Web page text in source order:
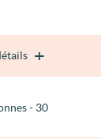
- 30